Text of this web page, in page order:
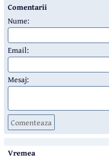
Comentarii
Nume:
Email:
Mesaj:
Comenteaza
Vremea